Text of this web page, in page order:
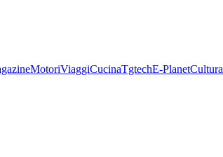
MotoriViaggiCucinaTgtechE-PlanetCultura